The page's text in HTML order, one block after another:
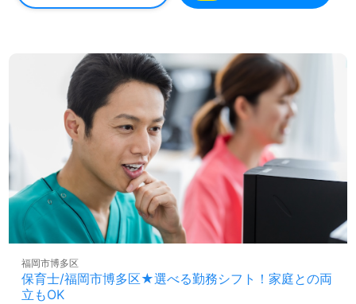
保育士/福岡市博多区★選べる勤務シフト！家庭との両
立もOK
福岡市博多区